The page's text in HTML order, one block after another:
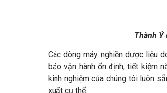
Thành Ý
Các dòng máy nghiền dược liệu
bảo vận hành ổn định, tiết kiệm
kinh nghiệm của chúng tôi luôn
xuất cụ thể.